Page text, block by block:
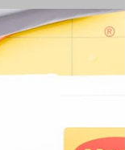
centros de
del país. Durante
TAPI México,
la secretaria de
Laura González
que contempla
fortalecer la